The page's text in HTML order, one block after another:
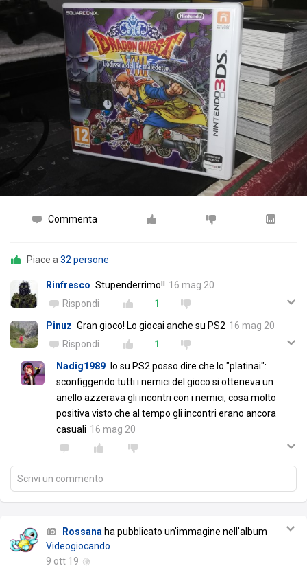
Commenta
Piace a 32 persone
Rinfresco Stupenderrimo!! 16 mag 20
Rispondi
1
Pinuz Gran gioco! Lo giocai anche su PS2 16 mag 20
Rispondi
1
Nadig1989 Io su PS2 posso dire che lo "platinai":
sconfiggendo tutti i nemici del gioco si otteneva un
anello azzerava gli incontri con i nemici, cosa molto
positiva visto che al tempo gli incontri erano ancora
casuali 16 mag 20
Scrivi un commento
Rossana ha pubblicato un'immagine nell'album
Videogiocando
9 ott 19